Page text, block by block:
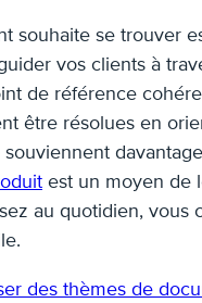
souhaite se trouver
vos clients à
de référence
être résolues en
est un moyen de
au quotidien,
des thèmes de